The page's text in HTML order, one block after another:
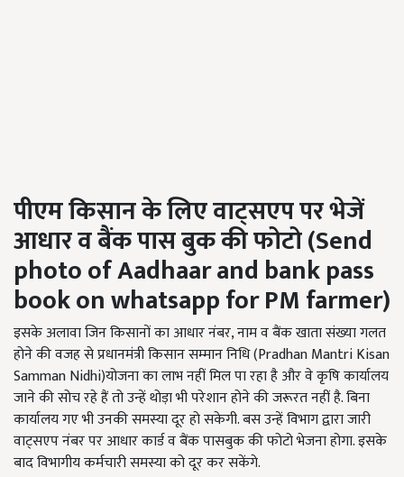
पीएम किसान के लिए वाट्सएप पर भेजें
आधार व बैंक पास बुक की फोटो(Send
photo of Aadhaar and bank pass
book on whatsapp for PM farmer)
इसके अलावा जिन किसानों का आधार नंबर, नाम व बैंक खाता संख्या गलत
होने की वजह से प्रधानमंत्री किसान सम्मान निधि (Pradhan Mantri Kisan
Samman Nidhi)योजना का लाभ नहीं मिल पा रहा है और वे कृषि कार्यालय
जाने की सोच रहे हैं तो उन्हें थोड़ा भी परेशान होने की जरूरत नहीं है. बिना
कार्यालय गए भी उनकी समस्या दूर हो सकेगी. बस उन्हें विभाग द्वारा जारी
वाट्सएप नंबर पर आधार कार्ड व बैंक पासबुक की फोटो भेजना होगा. इसके
बाद विभागीय कर्मचारी समस्या को दूर कर सकेंगे.